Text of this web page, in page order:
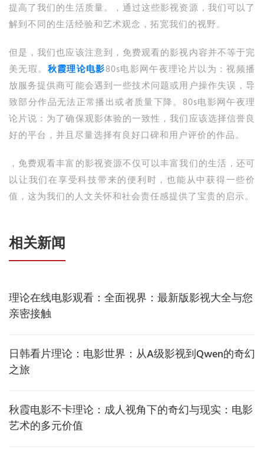
提高了我们的生活质量。，通过这些影视资源，我们可以了
解到不同的生活经验和艺术观念，拓宽我们的视野。
但是，我们也应该注意到，免费观看的影视内容并不等于完
美无瑕。 秋霞理论电影80s电影网午夜理论片以为：视频播
放服务提供商可能会遇到一些技术问题或用户操作失误，导
致部分作品无法正常播出或者质量下降。80s电影网午夜理
论片说：为了确保观影体验的一致性，我们应该选择信誉良
好的平台，并且尽量选择有良好口碑和用户评价的作品。
，免费观看丰富的影视资源不仅可以丰富我们的生活，还可
以让我们在享受科技带来的便利时，也能从中获得一些价
值，这为我们的人文关怀和社会责任感提供了宝贵的启示。
相关新闻
理论在线电影观看：全面视界：最新版影视大全与您
亲密接触
日韩看片理论：电影世界：从A级影视到Qwen的奇幻
之旅
秋霞电影不卡理论：成人视角下的奇幻与现实：电影
艺术的多元价值